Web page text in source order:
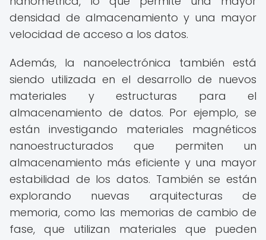
densidad de almacenamiento y una mayor
velocidad de acceso a los datos.
Además, la nanoelectrónica también está
siendo utilizada en el desarrollo de nuevos
materiales y estructuras para el
almacenamiento de datos. Por ejemplo, se
están investigando materiales magnéticos
nanoestructurados que permiten un
almacenamiento más eficiente y una mayor
estabilidad de los datos. También se están
explorando nuevas arquitecturas de
memoria, como las memorias de cambio de
fase, que utilizan materiales que pueden